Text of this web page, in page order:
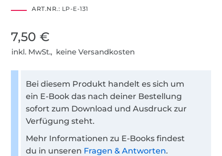
ART.NR.: LP-E-131
7,50 €
inkl. MwSt., keine Versandkosten
Bei diesem Produkt handelt es sich um
ein E-Book das nach deiner Bestellung
sofort zum Download und Ausdruck zur
Verfügung steht.
Mehr Informationen zu E-Books findest
du in unseren Fragen & Antworten.